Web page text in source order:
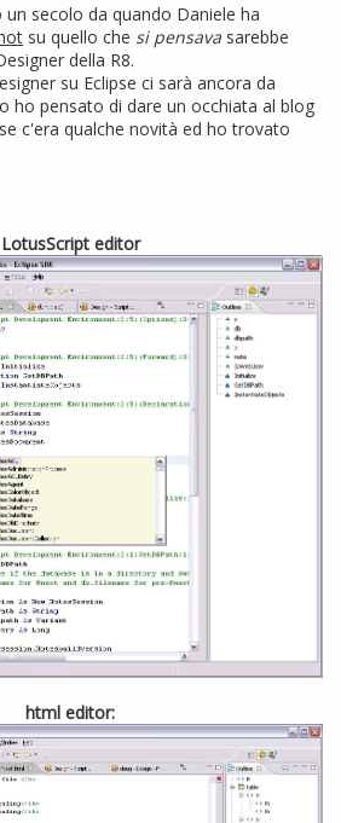
secolo da quando Daniele ha
su quello che si pensava sarebbe
della R8.
su Eclipse ci sarà ancora da
ho pensato di dare un occhiata al blog
c'era qualche novità ed ho trovato
LotusScript editor
html editor: